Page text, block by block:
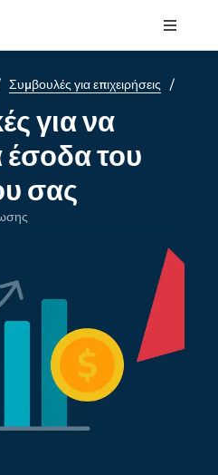
Συμβουλές για επιχειρήσεις /
για να
έσοδα του
σας